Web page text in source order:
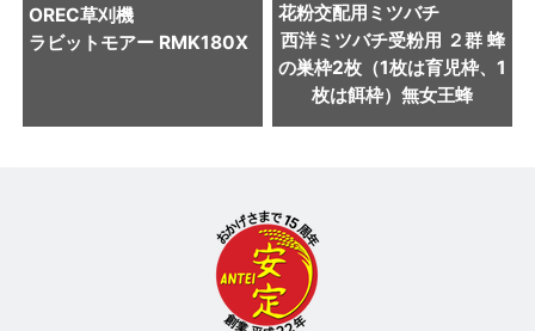
OREC草刈機
ラビットモアー RMK180X
花粉交配用ミツバチ
西洋ミツバチ受粉用 ２群 蜂
の巣枠2枚（1枚は育児枠、1
枚は餌枠）無女王蜂